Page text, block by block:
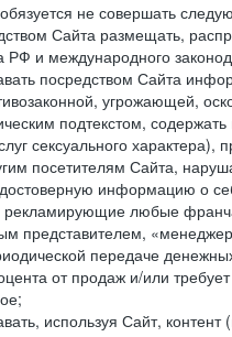
не совершать
Сайта размещать,
РФ и международного
посредством Сайта
угрожающей,
подтекстом,
сексуального
посетителям Сайта,
информацию о
любые
представителем,
передаче
от продаж и/или
используя Сайт,